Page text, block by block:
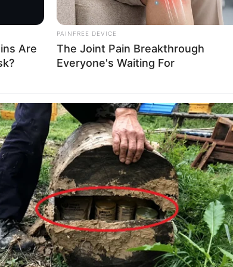
beliebtes Ausflugsziel. Informationen unter
hektischen Alltag entfliehen wollen, werden sich
einzigartigen Landschaftsgarten verführt dazu, sich
leisem Murmeln vorbeifließender Bachläufe zu
Wohlbefinden aufkommen. Bis zu 100 Sitzplätzen,
Verweilmöglichkeiten. Es ist ein Erlebnis,
Der Garten und das Cafe mit Manufaktur- und
Oktober bis 17 ) Uhr geöffnet. Informationen unter
der Welt erfährt man alles Wissenswerte
unterwww.abtswinder-kraeuterteeladen.de.
aus dem 17. und 18. Jahrhundert.
in Herzogenaurach kommen Wasserfreunde
Strömungskanal und Sprudelbucht ist ganz
Are
PAINFREE DEVICE
The Joint Pain Breakthrough
Everyone's Waiting For